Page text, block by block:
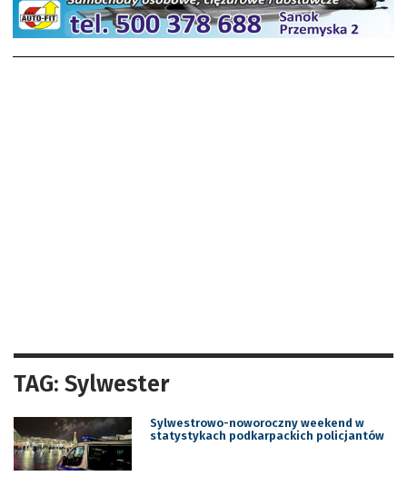
TAG: Sylwester
Sylwestrowo-noworoczny weekend w
statystykach podkarpackich policjantów